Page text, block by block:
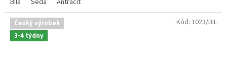
Český výrobek
3-4 týdny
Kód: 1023/BIL